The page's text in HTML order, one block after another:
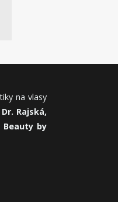
na vlasy
Rajská,
Beauty by